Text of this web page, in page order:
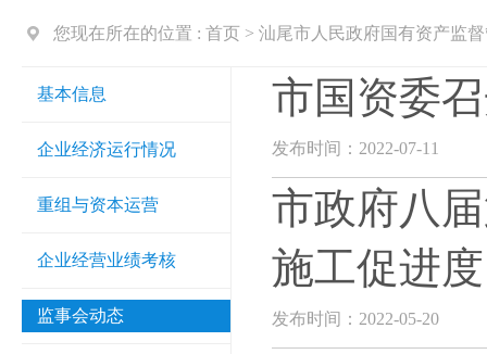
您现在所在的位置 : 首页 > 汕尾市人民政府国有资产监
基本信息
企业经济运行情况
重组与资本运营
企业经营业绩考核
监事会动态
市国资委
发布时间：2022-07-11
市政府八
施工促进
发布时间：2022-05-20